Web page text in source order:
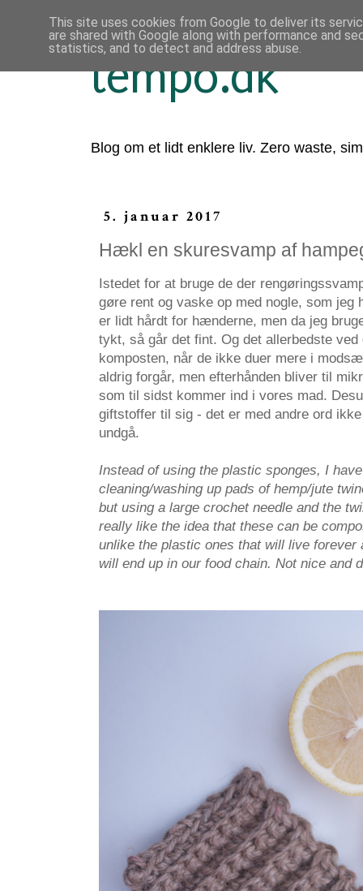
tempo.dk
Blog om et lidt enklere liv. Zero waste,
5. januar 2017
Hækl en skuresvamp af
Istedet for at bruge de der
gøre rent og vaske op med nogle, som
er lidt hårdt for hænderne, men da jeg
tykt, så går det fint. Og det allerbedste
komposten, når de ikke duer mere i
aldrig forgår, men efterhånden bliver til
som til sidst kommer ind i vores mad.
giftstoffer til sig - det er med andre ord
undgå.
Instead of using the plastic sponges, I
cleaning/washing up pads of hemp/jute
but using a large crochet needle and the
really like the idea that these can be
unlike the plastic ones that will live
will end up in our food chain. Not nice and
This site uses cookies from Google to deliver its
are shared with Google along with performance and
statistics, and to detect and address abuse.